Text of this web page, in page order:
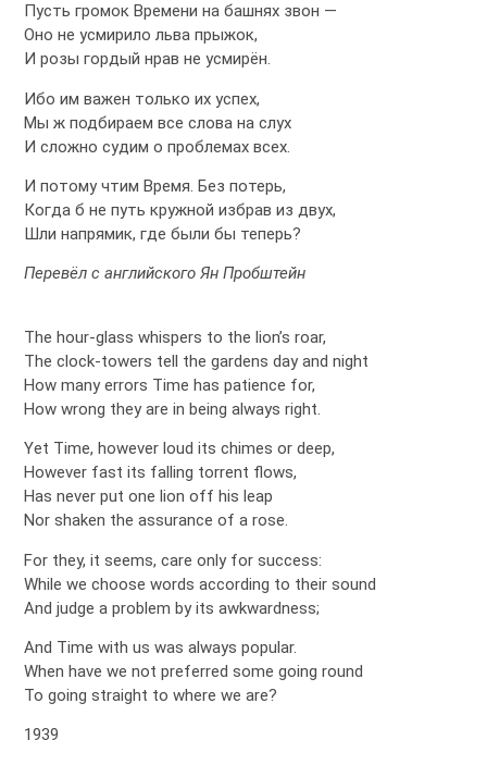
Пусть громок Времени на башнях звон —
Оно не усмирило льва прыжок,
И розы гордый нрав не усмирён.
Ибо им важен только их успех,
Мы ж подбираем все слова на слух
И сложно судим о проблемах всех.
И потому чтим Время. Без потерь,
Когда б не путь кружной избрав из двух,
Шли напрямик, где были бы теперь?
Перевёл с английского Ян Пробштейн
The hour-glass whispers to the lion’s roar,
The clock-towers tell the gardens day and night
How many errors Time has patience for,
How wrong they are in being always right.
Yet Time, however loud its chimes or deep,
However fast its falling torrent flows,
Has never put one lion off his leap
Nor shaken the assurance of a rose.
For they, it seems, care only for success:
While we choose words according to their sound
And judge a problem by its awkwardness;
And Time with us was always popular.
When have we not preferred some going round
To going straight to where we are?
1939